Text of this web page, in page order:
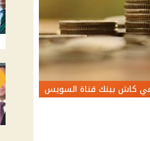
كاش ببنك قناة السويس